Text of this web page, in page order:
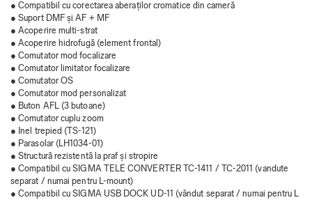
● Compatibil cu corectarea aberaților cromatice din cameră
● Suport DMF și AF + MF
● Acoperire multi-strat
● Acoperire hidrofugă (element frontal)
● Comutator mod focalizare
● Comutator limitator focalizare
● Comutator OS
● Comutator mod personalizat
● Buton AFL (3 butoane)
● Comutator cuplu zoom
● Inel trepied (TS-121)
● Parasolar (LH1034-01)
● Structură rezistentă la praf și stropire
● Compatibil cu SIGMA TELE CONVERTER TC-1411 / TC-2011 (vandute
separat / numai pentru L-mount)
● Compatibil cu SIGMA USB DOCK UD-11 (vândut separat / numai pentru L